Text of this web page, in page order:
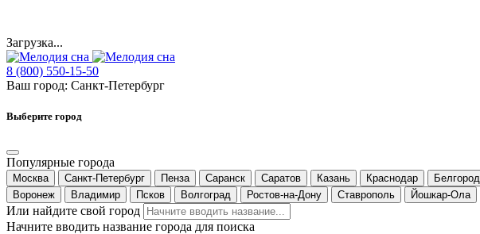
Загрузка...
8 (800) 550-15-50
Ваш город: Санкт-Петербург
Выберите город
Популярные города
Москва Санкт-Петербург Пенза Саранск Саратов Казань Краснодар Белгород
Воронеж
Владимир Псков Волгоград Ростов-на-Дону Ставрополь Йошкар-Ола
Или найдите свой город
Начните вводить название города для поиска